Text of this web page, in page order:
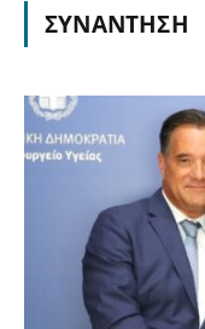
ΣΥΝΆΝΤΗΣΗ